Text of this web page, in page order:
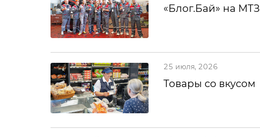
«Блог.Бай» на МТЗ
25 июля, 2026
Товары со вкусом